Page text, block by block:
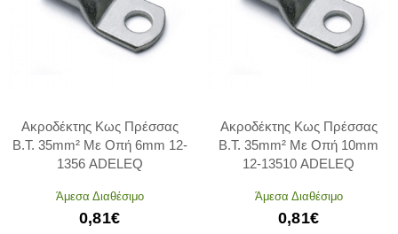
Ακροδέκτης Κως Πρέσσας
Β.Τ. 35mm² Με Οπή 6mm 12-
1356 ADELEQ
Άμεσα Διαθέσιμο
0,81€
Ακροδέκτης Κως Πρέσσας
Β.Τ. 35mm² Με Οπή 10mm
12-13510 ADELEQ
Άμεσα Διαθέσιμο
0,81€